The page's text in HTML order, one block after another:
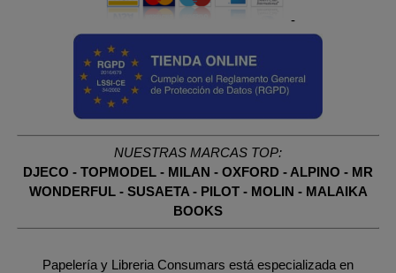
-
NUESTRAS MARCAS TOP:
DJECO - TOPMODEL - MILAN - OXFORD - ALPINO - MR
WONDERFUL- SUSAETA- PILOT- MOLIN - MALAIKA
BOOKS
Papelería y Libreria Consumars está especializada en